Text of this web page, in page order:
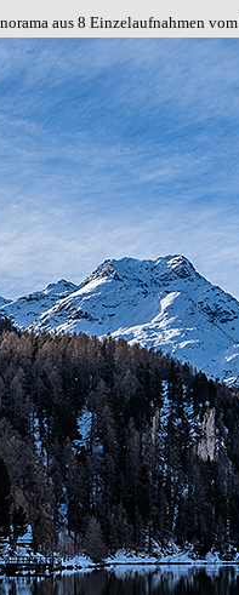
aus 8 Einzelaufnahmen vom